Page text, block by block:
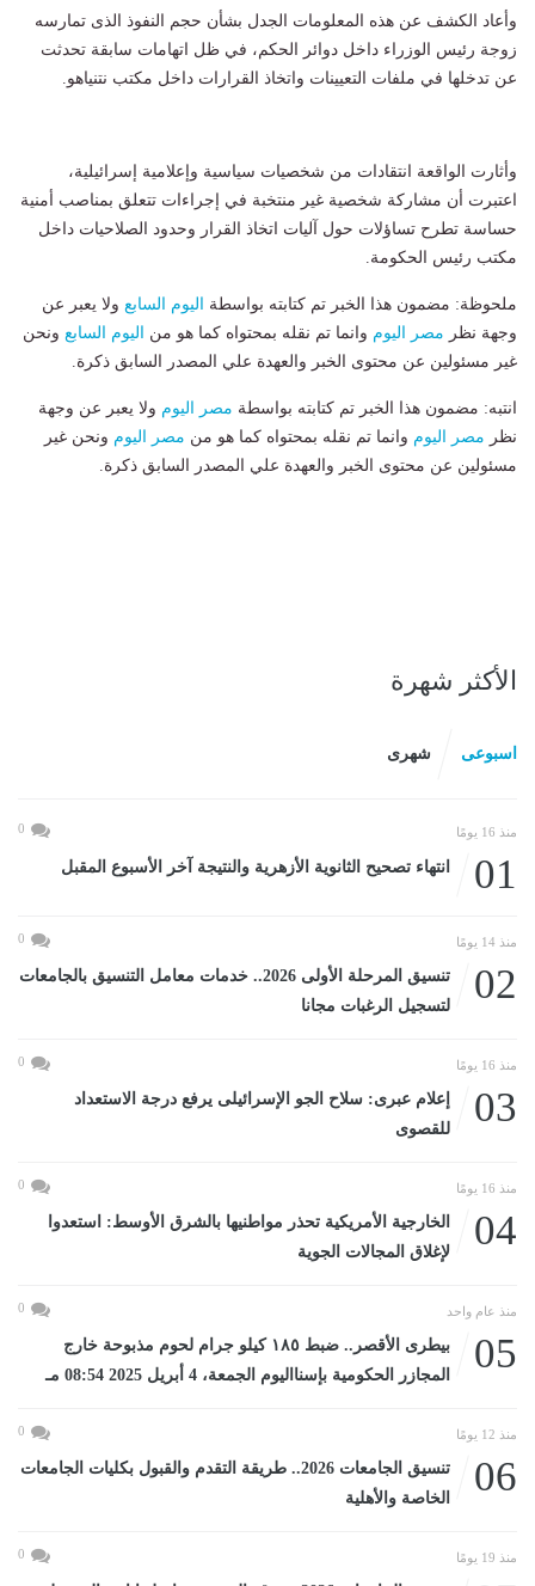
وأعاد الكشف عن هذه المعلومات الجدل بشأن حجم النفوذ الذى تمارسه
زوجة رئيس الوزراء داخل دوائر الحكم، في ظل اتهامات سابقة تحدثت
عن تدخلها في ملفات التعيينات واتخاذ القرارات داخل مكتب نتنياهو.
وأثارت الواقعة انتقادات من شخصيات سياسية وإعلامية إسرائيلية،
اعتبرت أن مشاركة شخصية غير منتخبة في إجراءات تتعلق بمناصب أمنية
حساسة تطرح تساؤلات حول آليات اتخاذ القرار وحدود الصلاحيات داخل
مكتب رئيس الحكومة.
ملحوظة: مضمون هذا الخبر تم كتابته بواسطة اليوم السابع ولا يعبر عن
وجهة نظر مصر اليوم وانما تم نقله بمحتواه كما هو من اليوم السابع ونحن
غير مسئولين عن محتوى الخبر والعهدة علي المصدر السابق ذكرة.
انتبه: مضمون هذا الخبر تم كتابته بواسطة مصر اليوم ولا يعبر عن وجهة
نظر مصر اليوم وانما تم نقله بمحتواه كما هو من مصر اليوم ونحن غير
مسئولين عن محتوى الخبر والعهدة علي المصدر السابق ذكرة.
الأكثر شهرة
اسبوعى شهرى
منذ 16 يومًا 0
01 انتهاء تصحيح الثانوية الأزهرية والنتيجة آخر الأسبوع المقبل
منذ 14 يومًا 0
02
تنسيق المرحلة الأولى 2026.. خدمات معامل التنسيق بالجامعات
لتسجيل الرغبات مجانا
منذ 16 يومًا 0
03
إعلام عبرى: سلاح الجو الإسرائيلى يرفع درجة الاستعداد
للقصوى
منذ 16 يومًا 0
04
الخارجية الأمريكية تحذر مواطنيها بالشرق الأوسط: استعدوا
لإغلاق المجالات الجوية
منذ عام واحد 0
05
بيطرى الأقصر.. ضبط ١٨٥ كيلو جرام لحوم مذبوحة خارج
المجازر الحكومية بإسنااليوم الجمعة، 4 أبريل 2025 08:54 مـ
منذ 12 يومًا 0
06
تنسيق الجامعات 2026.. طريقة التقدم والقبول بكليات الجامعات
الخاصة والأهلية
منذ 19 يومًا 0